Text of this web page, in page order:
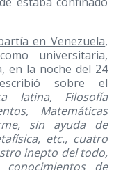
en Venezuela,
universitaria,
en la noche del 24
sobre el
latina, Filosofía
Matemáticas
sin ayuda de
etc., cuatro
inepto del todo,
de